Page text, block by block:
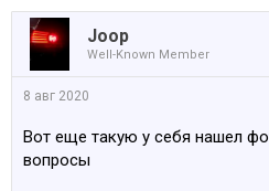
Joop
Well-Known Member
8 авг 2020
Вот еще такую у себя нашел
вопросы